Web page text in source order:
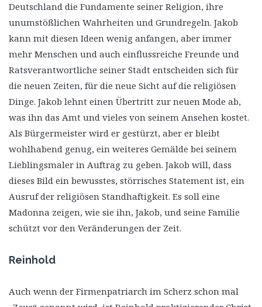
Deutschland die Fundamente seiner Religion, ihre
unumstößlichen Wahrheiten und Grundregeln. Jakob
kann mit diesen Ideen wenig anfangen, aber immer
mehr Menschen und auch einflussreiche Freunde und
Ratsverantwortliche seiner Stadt entscheiden sich für
die neuen Zeiten, für die neue Sicht auf die religiösen
Dinge. Jakob lehnt einen Übertritt zur neuen Mode ab,
was ihn das Amt und vieles von seinem Ansehen kostet.
Als Bürgermeister wird er gestürzt, aber er bleibt
wohlhabend genug, ein weiteres Gemälde bei seinem
Lieblingsmaler in Auftrag zu geben. Jakob will, dass
dieses Bild ein bewusstes, störrisches Statement ist, ein
Ausruf der religiösen Standhaftigkeit. Es soll eine
Madonna zeigen, wie sie ihn, Jakob, und seine Familie
schützt vor den Veränderungen der Zeit.
Reinhold
Auch wenn der Firmenpatriarch im Scherz schon mal